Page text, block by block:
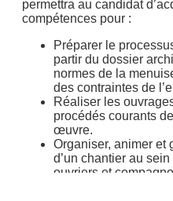
permettra au candidat
compétences pour :
Préparer le
partir du dossier
normes de la
des contraintes de
Réaliser les
procédés courants
œuvre.
Organiser, animer et
d’un chantier au
ouvriers et